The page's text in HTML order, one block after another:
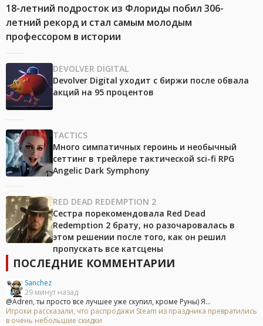
18-летний подросток из Флориды побил 306-
летний рекорд и стал самым молодым
профессором в истории
DEVOLVER DIGITAL
Devolver Digital уходит с биржи после обвала
акций на 95 процентов
TACTICS
Много симпатичных героинь и необычный
сеттинг в трейлере тактической sci-fi RPG
Angelic Dark Symphony
RED DEAD REDEMPTION 2
Сестра порекомендовала Red Dead
Redemption 2 брату, но разочаровалась в
этом решении после того, как он решил
пропускать все катсцены
ПОСЛЕДНИЕ КОММЕНТАРИИ
Sanchez
29 минут назад
@Adren, ты просто все лучшее уже скупил, кроме Руны) Я...
Игроки рассказали, что распродажи Steam из праздника превратились
в очень небольшие скидки